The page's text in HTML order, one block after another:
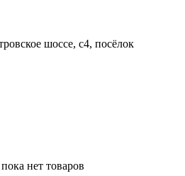
шоссе, с4, посёлок
нет товаров